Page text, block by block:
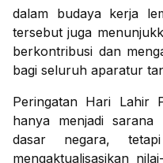
dalam budaya kerja
tersebut juga
berkontribusi dan
bagi seluruh aparatur
Peringatan Hari Lahir
hanya menjadi sarana
dasar negara,
mengaktualisasikan